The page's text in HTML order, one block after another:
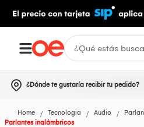
¿Dónde te gustaría recibir tu pedido?
Home Tecnologia Audio
Parlantes inalámbricos